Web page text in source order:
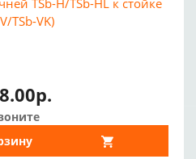
TSb-H/TSb-HL к стойке
TSb-VK)